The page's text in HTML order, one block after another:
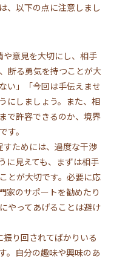
、以下の点に注意しまし
や意見を大切にし、相手
断る勇気を持つことが大
い」「今回は手伝えませ
にしましょう。また、相
で許容できるのか、境界
す。
すためには、過度な干渉
に見えても、まずは相手
とが大切です。必要に応
家のサポートを勧めたり
やってあげることは避け
振り回されてばかりいる
。自分の趣味や興味のあ